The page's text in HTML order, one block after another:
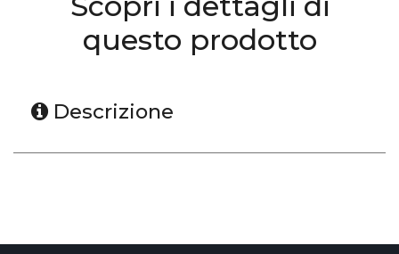
questo prodotto
Descrizione